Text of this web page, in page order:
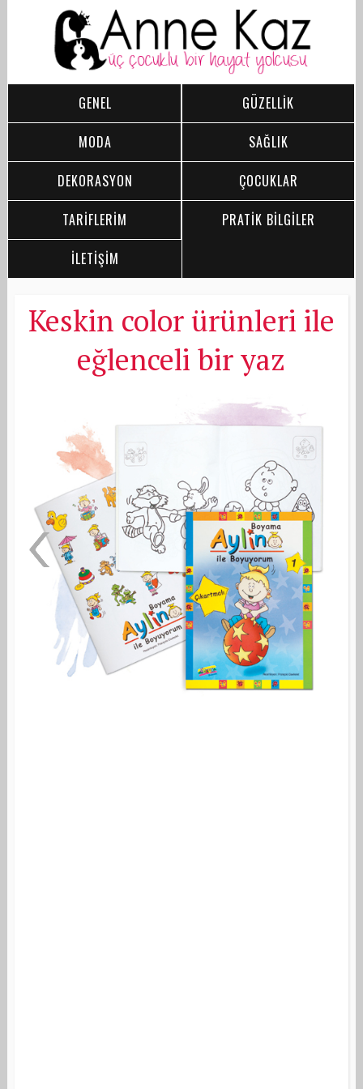
GENEL
GÜZELLİK
MODA
SAĞLIK
DEKORASYON
ÇOCUKLAR
TARİFLERİM
PRATİK BİLGİLER
İLETİŞİM
Keskin color ürünleri ile
eğlenceli bir yaz